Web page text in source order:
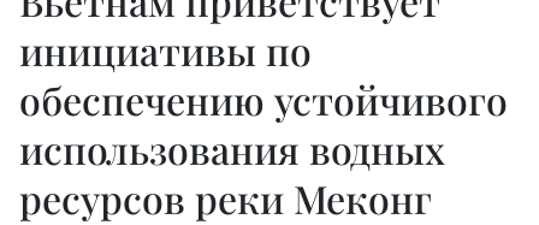
инициативы по
обеспечению устойчивого
использования водных
ресурсов реки Меконг